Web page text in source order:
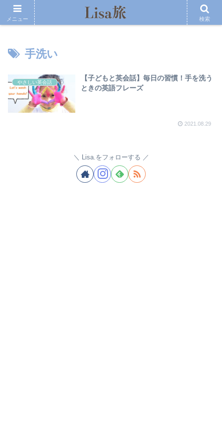
手洗い
やさしい英会話
【子どもと英会話】毎日の習慣！手を洗う
ときの英語フレーズ
2021.08.29
Lisa.をフォローする
メニュー 検索